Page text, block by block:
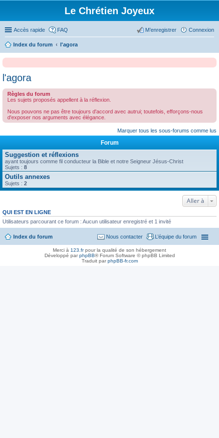
Le Chrétien Joyeux
Accès rapide FAQ Connexion
M’enregistrer
Index du forum l'agora
l'agora
Règles du forum
Les sujets proposés appellent à la réflexion.
Nous pouvons ne pas être toujours d'accord avec autrui; toutefois, efforçons-nous
d'exposer nos arguments avec élégance.
Marquer tous les sous-forums comme lus
Forum
Suggestion et réflexions
ayant toujours comme fil conducteur la Bible et notre Seigneur Jésus-Christ
Sujets : 8
Outils annexes
Sujets : 2
Aller à
QUI EST EN LIGNE
Utilisateurs parcourant ce forum : Aucun utilisateur enregistré et 1 invité
Index du forum L’équipe du forum
Nous contacter
Merci à 123.frpour la qualité de son hébergement
Développé parphpBB® Forum Software © phpBB Limited
Traduit parphpBB-fr.com